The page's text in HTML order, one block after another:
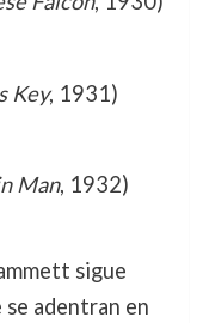
Key, 1931)
Man, 1932)
sigue
adentran en